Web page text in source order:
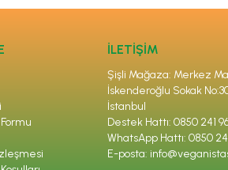
İLETİŞİM
Şişli Mağaza: Merkez
İskenderoğlu Sokak
İstanbul
Destek Hattı: 0850 241
WhatsApp Hattı: 0850
E-posta: